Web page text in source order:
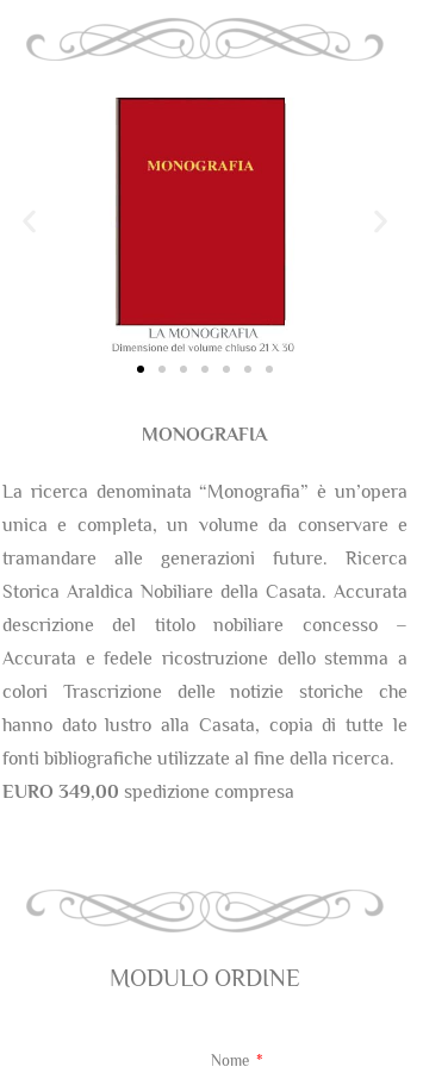
MONOGRAFIA
La ricerca denominata “Monografia” è un’opera
unica e completa, un volume da conservare e
tramandare alle generazioni future. Ricerca
Storica Araldica Nobiliare della Casata. Accurata
descrizione del titolo nobiliare concesso –
Accurata e fedele ricostruzione dello stemma a
colori Trascrizione delle notizie storiche che
hanno dato lustro alla Casata, copia di tutte le
fonti bibliografiche utilizzate al fine della ricerca.
EURO 349,00 spedizione compresa
MODULO ORDINE
Nome